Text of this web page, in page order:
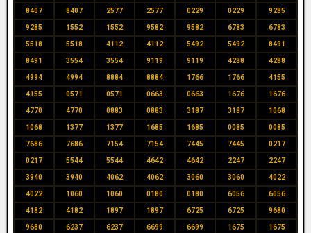
8407 8407 2577 2577 0229 0229 9285
9285 1552 1552 9582 9582 6783 6783
5518 5518 4112 4112 5492 5492 8491
8491 3554 3554 9119 9119 4288 4288
4994 4994 8884 8884 1766 1766 4155
4155 0571 0571 0663 0663 1676 1676
4770 4770 0883 0883 3187 3187 1068
1068 1377 1377 1685 1685 0085 0085
7686 7686 7154 7154 7445 7445 0217
0217 5544 5544 4642 4642 2247 2247
3940 3940 4062 4062 3060 3060 4022
4022 1060 1060 0180 0180 6056 6056
4182 4182 1897 1897 6725 6725 9680
9680 6237 6237 6699 6699 1675 1675